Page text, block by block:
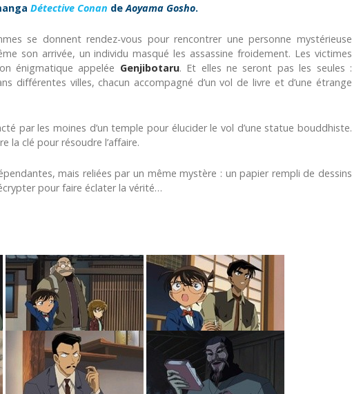
Détective Conan deAoyama Gosho.
se donnent rendez-vous pour rencontrer une personne mystérieuse
son arrivée, un individu masqué les assassine froidement. Les victimes
énigmatique appelée Genjibotaru. Et elles ne seront pas les seules :
différentes villes, chacun accompagné d’un vol de livre et d’une étrange
par les moines d’un temple pour élucider le vol d’une statue bouddhiste.
la clé pour résoudre l’affaire.
mais reliées par un même mystère : un papier rempli de dessins
pour faire éclater la vérité…